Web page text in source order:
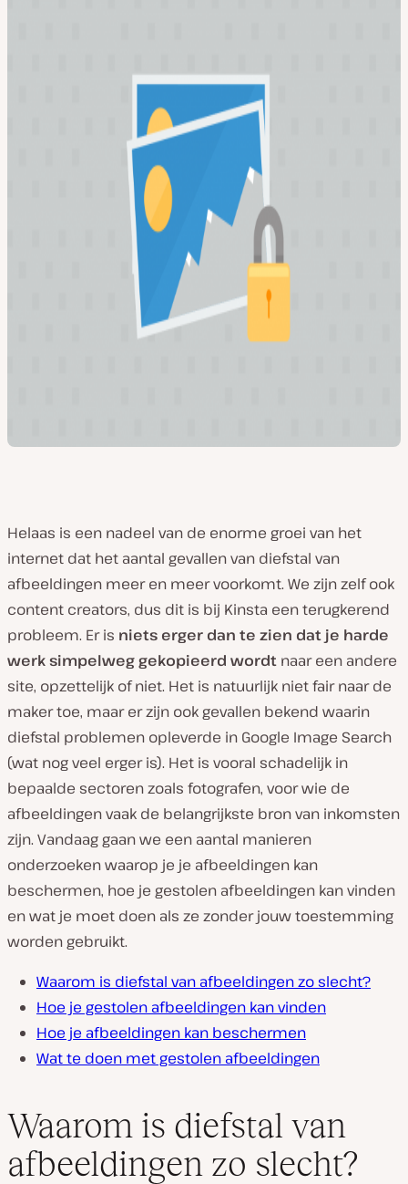
Helaas is een nadeel van de enorme groei van het
internet dat het aantal gevallen van diefstal van
afbeeldingen meer en meer voorkomt. We zijn zelf ook
content creators, dus dit is bij Kinsta een terugkerend
probleem. Er is niets erger dan te zien dat je harde
werk simpelweg gekopieerd wordt naar een andere
site, opzettelijk of niet. Het is natuurlijk niet fair naar de
maker toe, maar er zijn ook gevallen bekend waarin
diefstal problemen opleverde in Google Image Search
(wat nog veel erger is). Het is vooral schadelijk in
bepaalde sectoren zoals fotografen, voor wie de
afbeeldingen vaak de belangrijkste bron van inkomsten
zijn. Vandaag gaan we een aantal manieren
onderzoeken waarop je je afbeeldingen kan
beschermen, hoe je gestolen afbeeldingen kan vinden
en wat je moet doen als ze zonder jouw toestemming
worden gebruikt.
Waarom is diefstal van afbeeldingen zo slecht?
Hoe je gestolen afbeeldingen kan vinden
Hoe je afbeeldingen kan beschermen
Wat te doen met gestolen afbeeldingen
Waarom is diefstal van
afbeeldingen zo slecht?